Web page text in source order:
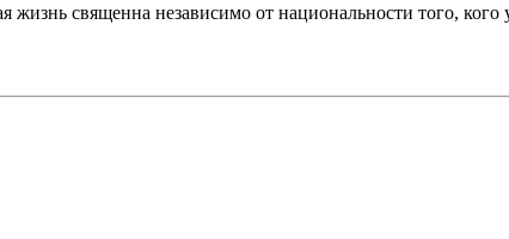
священна независимо от национальности того,